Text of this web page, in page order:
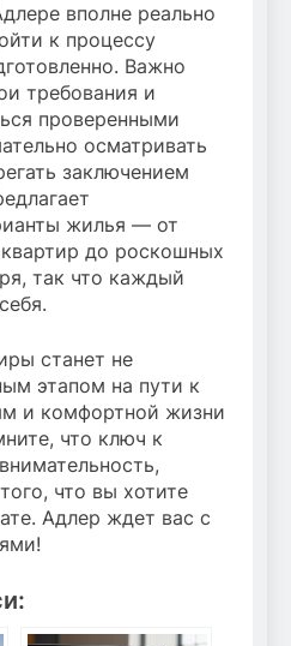
вполне реально
к процессу
Важно
требования и
проверенными
осматривать
заключением
жилья — от
до роскошных
так что каждый
станет не
этапом на пути к
и комфортной жизни
что ключ к
что вы хотите
Адлер ждет вас с